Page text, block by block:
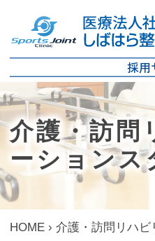
content
採用
介護・訪問
ーションス
HOME › 介護・訪問リハビ